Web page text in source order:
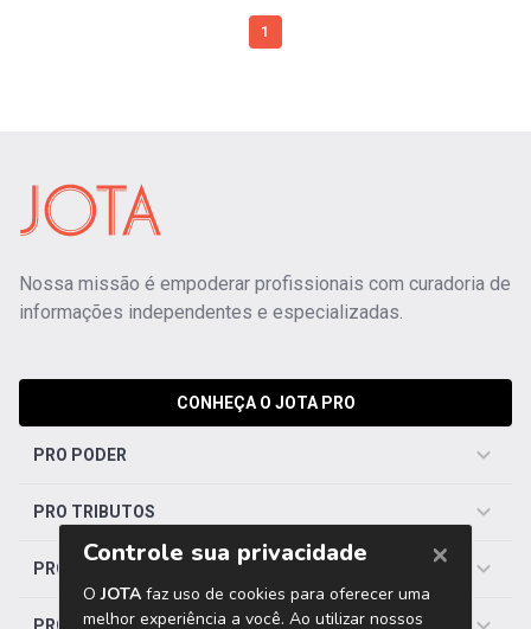
1
Nossa missão é empoderar profissionais com curadoria de
informações independentes e especializadas.
CONHEÇA O JOTA PRO
PRO PODER
PRO TRIBUTOS
PRO TRABALHISTA